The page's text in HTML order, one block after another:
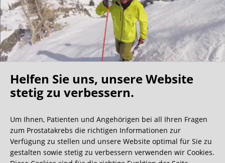
Oh what a ride!
Wir bekommen ja viele tolle Gästebucheinträge,
aber dieser ist doch sehr ungewöhnlich.
Helfen Sie uns, unsere Website
stetig zu verbessern.
Um Ihnen, Patienten und Angehörigen bei all Ihren Fragen
zum Prostatakrebs die richtigen Informationen zur
Verfügung zu stellen und unsere Website optimal für Sie zu
gestalten sowie stetig zu verbessern verwenden wir Cookies.